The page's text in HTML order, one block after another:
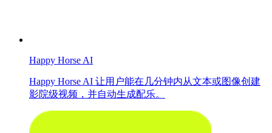
Happy Horse AI
Happy Horse AI 让用户能在几分钟内从文本或图像创建
影院级视频，并自动生成配乐。